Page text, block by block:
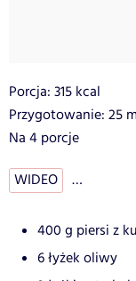
Porcja: 315 kcal
Przygotowanie: 25
Na 4 porcje
WIDEO …
400 g piersi z
6 łyżek oliwy